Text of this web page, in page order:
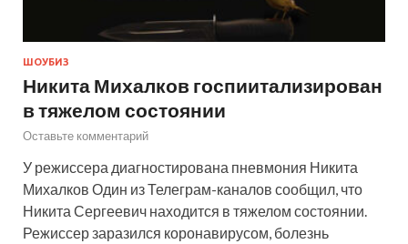
ШОУБИЗ
Никита Михалков госпиитализирован
в тяжелом состоянии
Оставьте комментарий
У режиссера диагностирована пневмония Никита
Михалков Один из Телеграм-каналов сообщил, что
Никита Сергеевич находится в тяжелом состоянии.
Режиссер заразился коронавирусом, болезнь